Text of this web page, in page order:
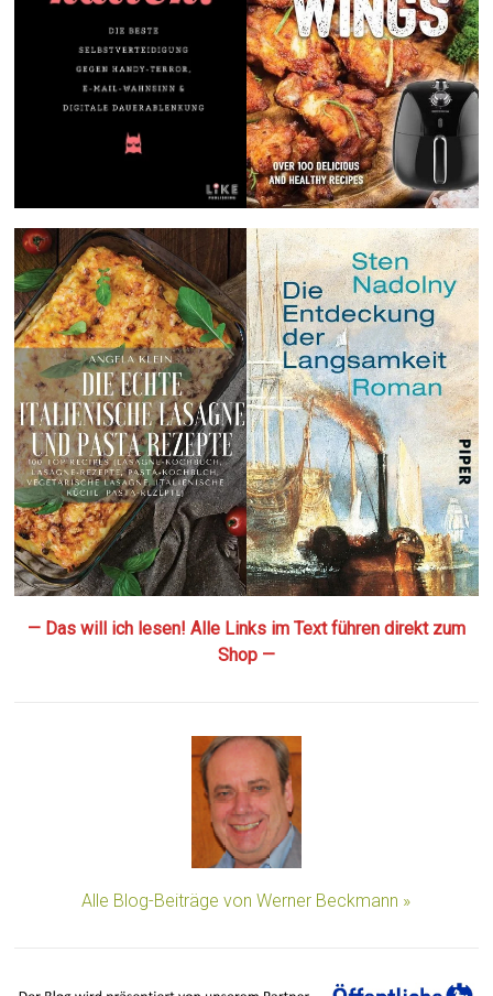
— Das will ich lesen! Alle Links im Text führen direkt zum
Shop —
Alle Blog-Beiträge von Werner Beckmann »